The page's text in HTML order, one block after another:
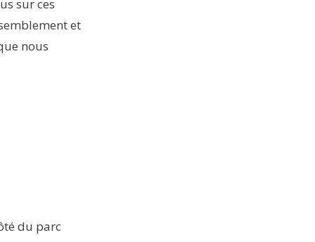
sur ces
et
nous
du parc